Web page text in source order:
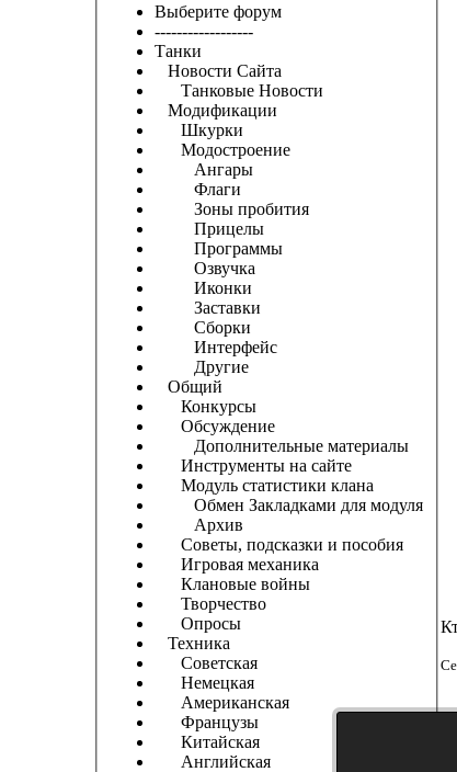
Выберите форум
------------------
Танки
Новости Сайта
Танковые Новости
Модификации
Шкурки
Модостроение
Ангары
Флаги
Зоны пробития
Прицелы
Программы
Озвучка
Иконки
Заставки
Сборки
Интерфейс
Другие
Общий
Конкурсы
Обсуждение
Дополнительные материалы
Инструменты на сайте
Модуль статистики клана
Обмен Закладками для модуля
Архив
Советы, подсказки и пособия
Игровая механика
Клановые войны
Творчество
Опросы
Техника
Советская
Немецкая
Американская
Французы
Китайская
Английская